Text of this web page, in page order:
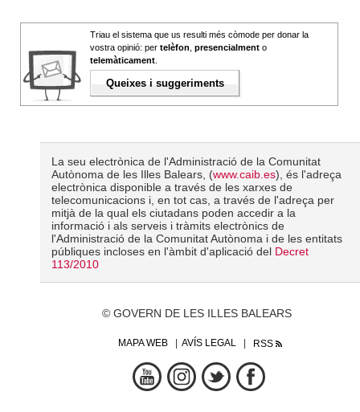
Triau el sistema que us resulti més còmode per donar la
vostra opinió: per telèfon, presencialment o
telemàticament.
Queixes i suggeriments
La seu electrònica de l'Administració de la Comunitat
Autònoma de les Illes Balears, (www.caib.es), és l'adreça
electrònica disponible a través de les xarxes de
telecomunicacions i, en tot cas, a través de l'adreça per
mitjà de la qual els ciutadans poden accedir a la
informació i als serveis i tràmits electrònics de
l'Administració de la Comunitat Autònoma i de les entitats
públiques incloses en l'àmbit d'aplicació del Decret
113/2010
© GOVERN DE LES ILLES BALEARS
MAPA WEB AVÍS LEGAL RSS